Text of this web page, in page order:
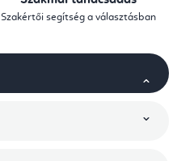
Szakértői segítség a választásban